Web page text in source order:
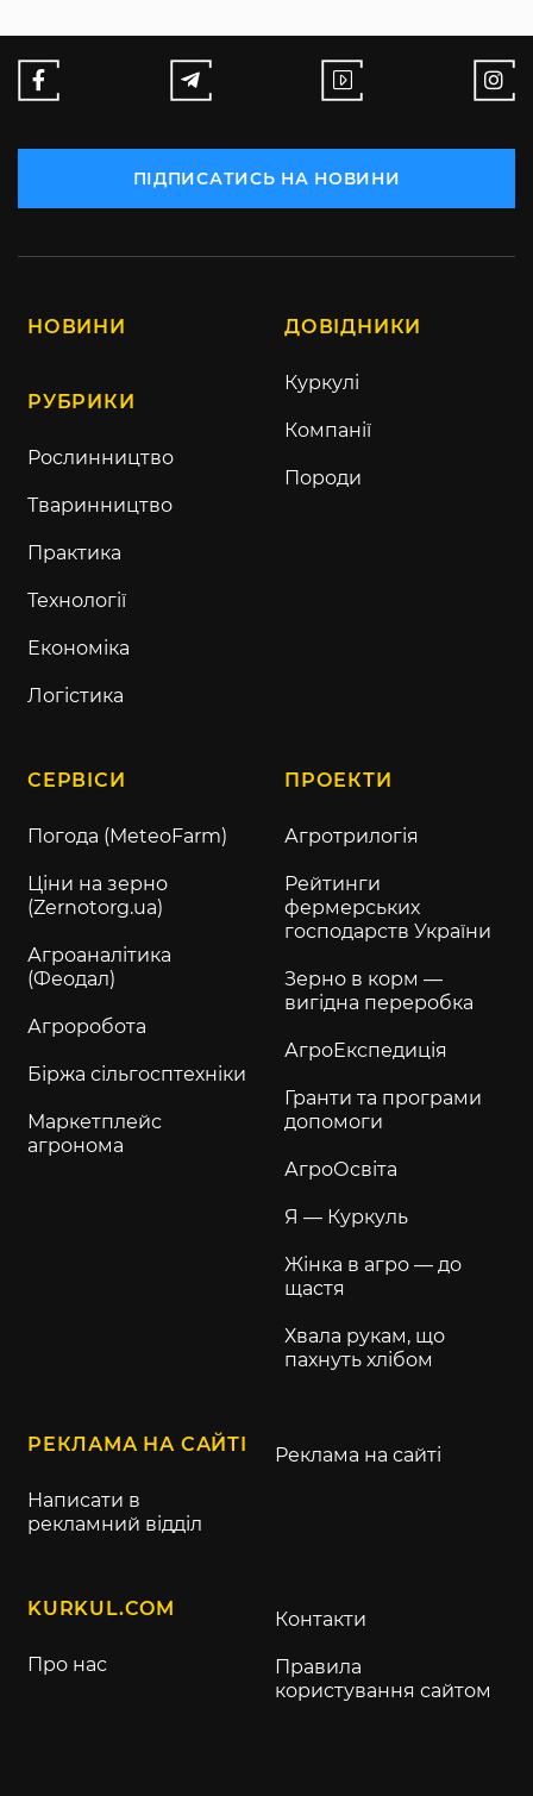
ПІДПИСАТИСЬ НА НОВИНИ
НОВИНИ
РУБРИКИ
Рослинництво
Тваринництво
Практика
Технології
Економіка
Логістика
ДОВІДНИКИ
Куркулі
Компанії
Породи
СЕРВІСИ
Погода (MeteoFarm)
Ціни на зерно
(Zernotorg.ua)
Агроаналітика
(Феодал)
Агроробота
Біржа сільгосптехніки
Маркетплейс
агронома
ПРОЕКТИ
Агротрилогія
Рейтинги
фермерських
господарств України
Зерно в корм —
вигідна переробка
АгроЕкспедиція
Гранти та програми
допомоги
АгроОсвіта
Я — Куркуль
Жінка в агро — до
щастя
Хвала рукам, що
пахнуть хлібом
РЕКЛАМА НА САЙТІ
Написати в
рекламний відділ
Реклама на сайті
KURKUL.COM
Про нас
Контакти
Правила
користування сайтом